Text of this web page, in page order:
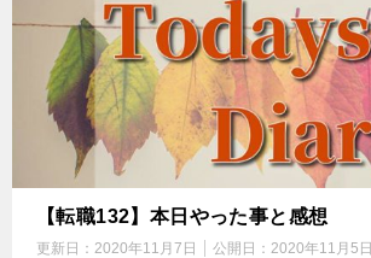
【転職132】本日やった事と感想
更新日： 2020年11月7日 公開日： 2020年11月5日